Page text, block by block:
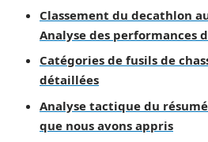
Classement du decathlon
Analyse des performances
Catégories de fusils de
détaillées
Analyse tactique du résumé
que nous avons appris